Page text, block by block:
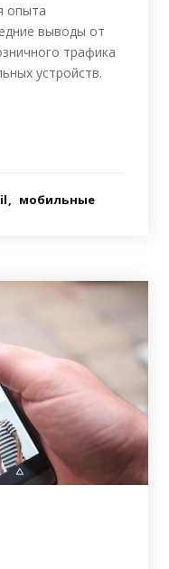
опыта
выводы от
трафика
устройств.
мобильные